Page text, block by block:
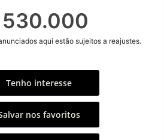
530.000
aqui estão sujeitos a reajustes.
Tenho interesse
nos favoritos